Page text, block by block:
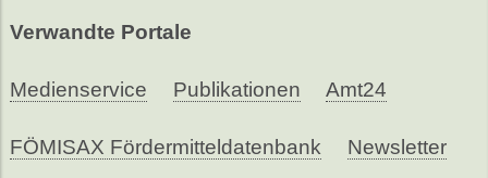
Verwandte Portale
Medienservice Publikationen Amt24
FÖMISAX Fördermitteldatenbank Newsletter